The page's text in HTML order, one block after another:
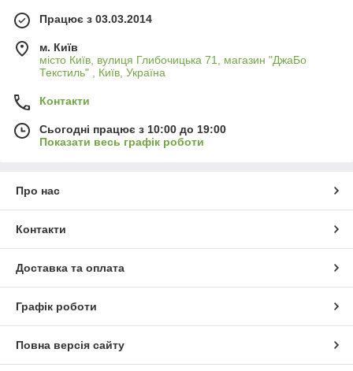
Працює з 03.03.2014
м. Київ
місто Київ, вулиця Глибочицька 71, магазин "ДжаБо
Текстиль" , Київ, Україна
Контакти
Сьогодні працює з 10:00 до 19:00
Показати весь графік роботи
Про нас
Контакти
Доставка та оплата
Графік роботи
Повна версія сайту